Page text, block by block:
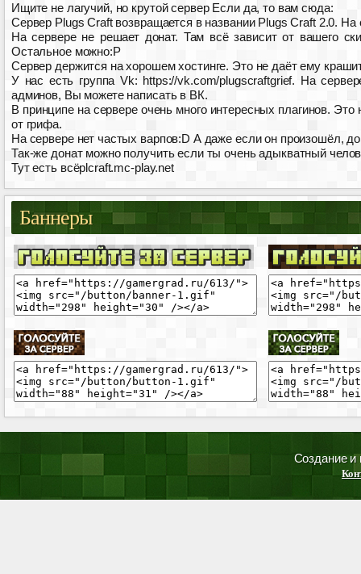
Ищите не лагучий, но крутой сервер Если да, то вам сюда:
Сервер Plugs Craft возвращается в названии Plugs Craft 2.0.
На сервере не решает донат. Там всё зависит от вашего
Остальное можно:P
Сервер держится на хорошем хостинге. Это не даёт ему
У нас есть группа Vk: https://vk.com/plugscraftgrief. На
админов, Вы можете написать в ВК.
В принципе на сервере очень много интересных плагинов.
от грифа.
На сервере нет частых варпов:D А даже если он произошёл,
Так-же донат можно получить если ты очень адыкватный
Тут есть всёplcraft.mc-play.net
Баннеры
Создание и